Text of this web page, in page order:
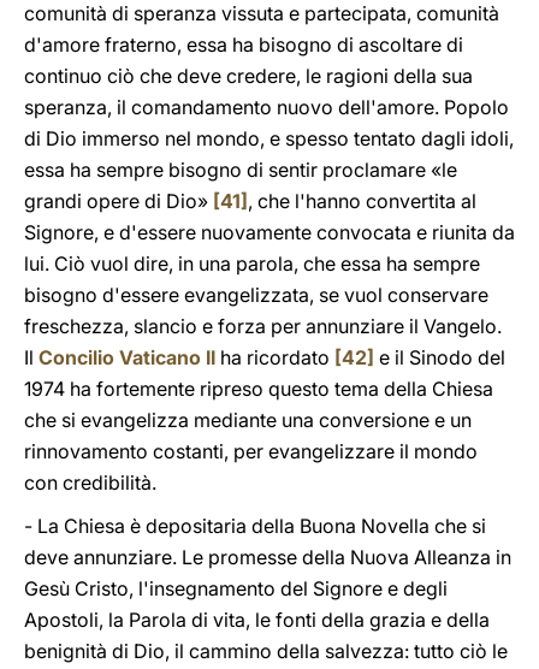
comunità di speranza vissuta e partecipata, comunità
d'amore fraterno, essa ha bisogno di ascoltare di
continuo ciò che deve credere, le ragioni della sua
speranza, il comandamento nuovo dell'amore. Popolo
di Dio immerso nel mondo, e spesso tentato dagli idoli,
essa ha sempre bisogno di sentir proclamare «le
grandi opere di Dio» [41] , che l'hanno convertita al
Signore, e d'essere nuovamente convocata e riunita da
lui. Ciò vuol dire, in una parola, che essa ha sempre
bisogno d'essere evangelizzata, se vuol conservare
freschezza, slancio e forza per annunziare il Vangelo.
Il Concilio Vaticano II ha ricordato [42] e il Sinodo del
1974 ha fortemente ripreso questo tema della Chiesa
che si evangelizza mediante una conversione e un
rinnovamento costanti, per evangelizzare il mondo
con credibilità.
- La Chiesa è depositaria della Buona Novella che si
deve annunziare. Le promesse della Nuova Alleanza in
Gesù Cristo, l'insegnamento del Signore e degli
Apostoli, la Parola di vita, le fonti della grazia e della
benignità di Dio, il cammino della salvezza: tutto ciò le